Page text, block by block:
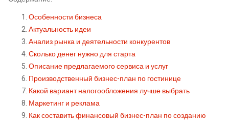
Особенности бизнеса
Актуальность идеи
Анализ рынка и деятельности конкурентов
Сколько денег нужно для старта
Описание предлагаемого сервиса и услуг
Производственный бизнес-план по гостинице
Какой вариант налогообложения лучше выбрать
Маркетинг и реклама
Как составить финансовый бизнес-план по созданию